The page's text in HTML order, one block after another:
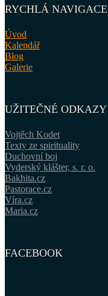
RYCHLÁ NAVIGACE
Úvod
Kalendář
Blog
Galerie
UŽITEČNÉ ODKAZY
Vojtěch Kodet
Texty ze spirituality
Duchovní boj
Vyderský klášter, s. r. o.
Bakhita.cz
Pastorace.cz
Víra.cz
Maria.cz
FACEBOOK